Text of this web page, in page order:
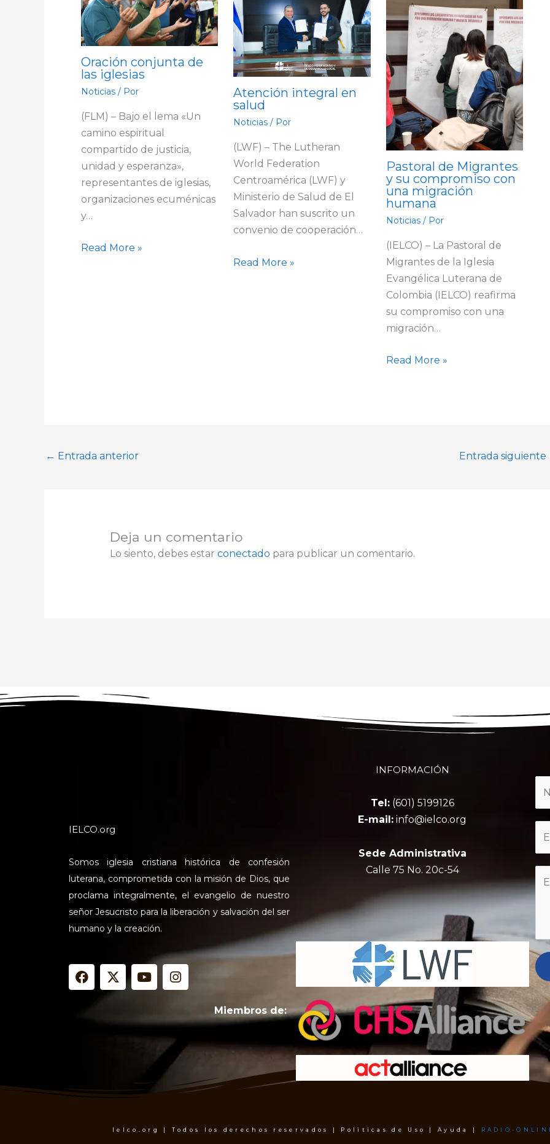
Oración conjunta de
las iglesias
Noticias / Por
(FLM) – Bajo el lema «Un
camino espiritual
compartido de justicia,
unidad y esperanza»,
representantes de iglesias,
organizaciones ecuménicas
y…
Read More »
Atención integral en
salud
Noticias / Por
(LWF) – The Lutheran
World Federation
Centroamérica (LWF) y
Ministerio de Salud de El
Salvador han suscrito un
convenio de cooperación…
Read More »
Pastoral de Migrantes
y su compromiso con
una migración
humana
Noticias/ Por
(IELCO) – La Pastoral de
Migrantes de la Iglesia
Evangélica Luterana de
Colombia (IELCO) reafirma
su compromiso con una
migración…
Read More »
← Entrada anterior Entrada siguiente
Deja un comentario
Lo siento, debes estar conectado para publicar un comentario.
IELCO.org
Somos iglesia cristiana histórica de confesión
luterana, comprometida con la misión de Dios, que
proclama integralmente, el evangelio de nuestro
señor Jesucristo para la liberación y salvación del ser
humano y la creación.
F
a
X
-
i
Y
o
u
I
n
a
a
Miembros de:
INFORMACIÓN
Tel:(601) 5199126
E-mail: info@ielco.org
Sede Administrativa
Calle 75 No. 20c-54
Ielco.org | Todos los derechos reservados | Politicas de Uso | Ayuda | RADIO-